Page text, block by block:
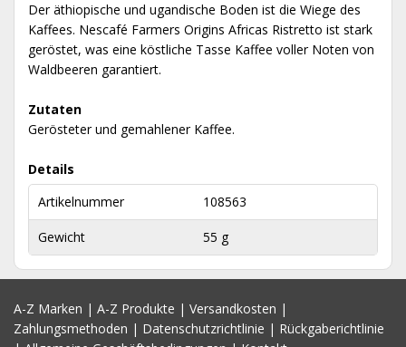
Der äthiopische und ugandische Boden ist die Wiege des
Kaffees. Nescafé Farmers Origins Africas Ristretto ist stark
geröstet, was eine köstliche Tasse Kaffee voller Noten von
Waldbeeren garantiert.
Zutaten
Gerösteter und gemahlener Kaffee.
Details
Artikelnummer
108563
Gewicht 55 g
A-Z Marken | A-Z Produkte | Versandkosten |
Zahlungsmethoden | Datenschutzrichtlinie | Rückgaberichtlinie